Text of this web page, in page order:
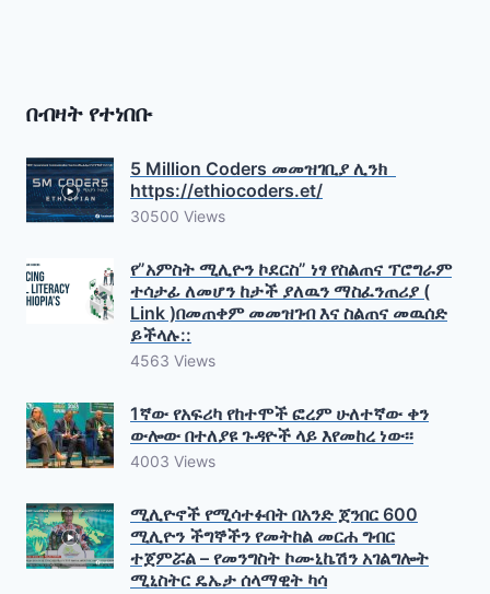
በብዛት የተነበቡ
5 Million Coders መመዝገቢያ ሊንክ
https://ethiocoders.et/
30500 Views
የ”አምስት ሚሊዮን ኮደርስ” ነፃ የስልጠና ፕሮግራም
ተሳታፊ ለመሆን ከታች ያለዉን ማስፈንጠሪያ (
Link )በመጠቀም መመዝገብ እና ስልጠና መዉሰድ
ይችላሉ::
4563 Views
1ኛው የአፍሪካ የከተሞች ፎረም ሁለተኛው ቀን
ውሎው በተለያዩ ጉዳዮች ላይ እየመከረ ነው፡፡
4003 Views
ሚሊዮኖች የሚሳተፉበት በአንድ ጀንበር 600
ሚሊዮን ችግኞችን የመትከል መርሐ ግብር
ተጀምሯል – የመንግስት ኮሙኒኬሽን አገልግሎት
ሚኒስትር ዴኤታ ሰላማዊት ካሳ